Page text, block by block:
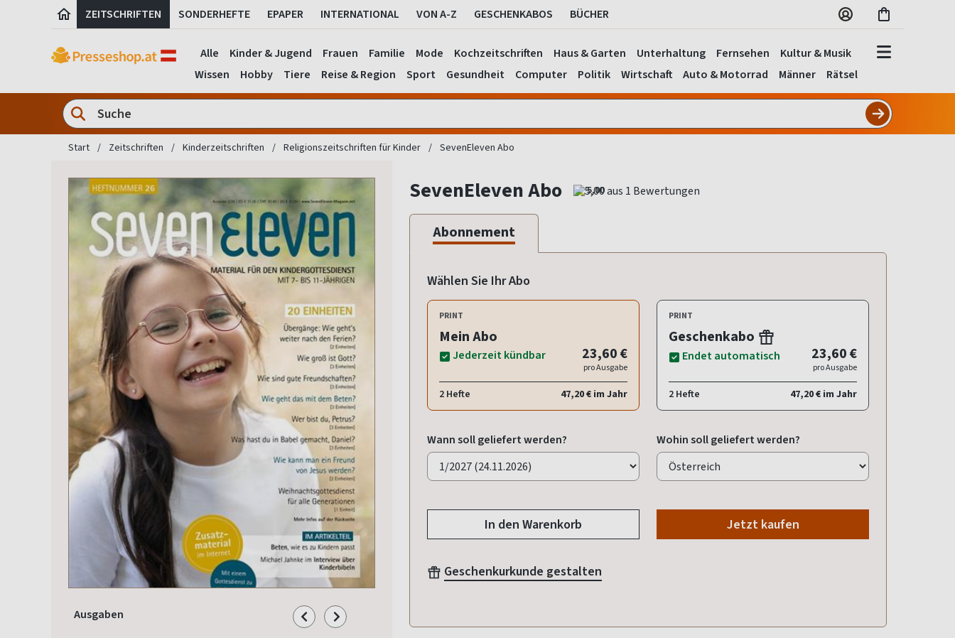
ZEITSCHRIFTEN SONDERHEFTE EPAPER INTERNATIONAL VON A-Z GESCHENKABOS BÜCHER
Alle Kinder & Jugend Frauen Familie Mode Kochzeitschriften Haus & Garten Unterhaltung Fernsehen
Kultur & Musik
Wissen
Hobby Tiere Reise & Region Sport Gesundheit Computer Politik Wirtschaft Auto & Motorrad Männer Rätsel
Start Zeitschriften Kinderzeitschriften Religionszeitschriften für Kinder SevenEleven Abo
Ausgaben
SevenEleven Abo 5,00
Abonnement
Wählen Sie Ihr Abo
PRINT
Mein Abo
Jederzeit kündbar 23,60 €
pro Ausgabe
2 Hefte 47,20 € im Jahr
PRINT
Geschenkabo
Endet automatisch 23,60 €
pro Ausgabe
2 Hefte 47,20 € im Jahr
Wann soll geliefert werden? Wohin soll geliefert werden?
In den Warenkorb Jetzt kaufen
Geschenkurkunde gestalten